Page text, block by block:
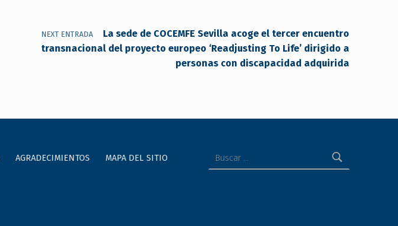
NEXT ENTRADA
La sede de COCEMFE Sevilla acoge el tercer encuentro
transnacional del proyecto europeo ‘Readjusting To Life’ dirigido a
personas con discapacidad adquirida
AGRADECIMIENTOS MAPA DEL SITIO